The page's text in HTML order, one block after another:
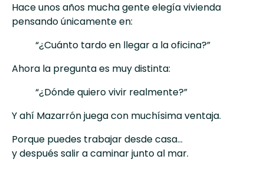
Hace unos años mucha gente elegía vivienda
pensando únicamente en:
“¿Cuánto tardo en llegar a la oficina?”
Ahora la pregunta es muy distinta:
“¿Dónde quiero vivir realmente?”
Y ahí Mazarrón juega con muchísima ventaja.
Porque puedes trabajar desde casa…
y después salir a caminar junto al mar.